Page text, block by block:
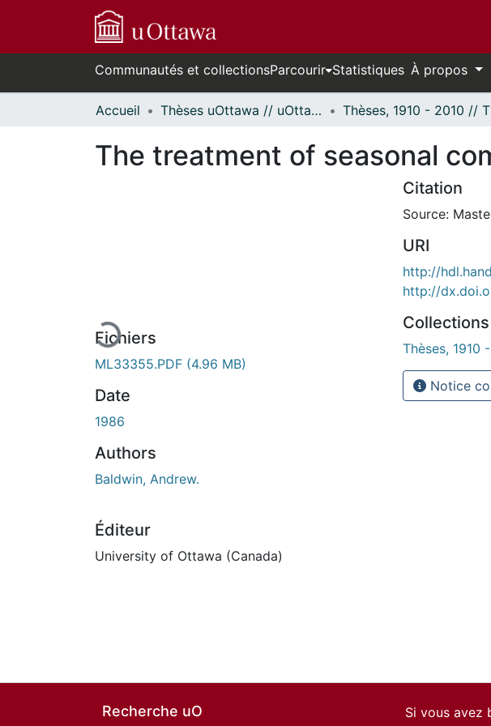
Communautés et collectionsParcourir Statistiques À propos
Accueil Thèses uOttawa // uOttawa Theses
The treatment of seasonal
Fichiers
ML33355.PDF (4.96 MB)
Date
1986
Authors
Baldwin, Andrew.
Éditeur
University of Ottawa (Canada)
Citation
Source:
URI
http://
http://
Collections
Thèses, 1910
Notice
Recherche uO
Si vous avez